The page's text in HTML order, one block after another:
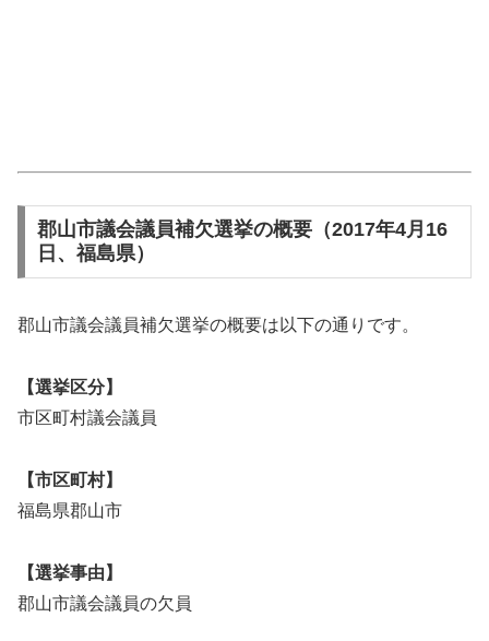
郡山市議会議員補欠選挙の概要（2017年4月16
日、福島県）
郡山市議会議員補欠選挙の概要は以下の通りです。
【選挙区分】
市区町村議会議員
【市区町村】
福島県郡山市
【選挙事由】
郡山市議会議員の欠員